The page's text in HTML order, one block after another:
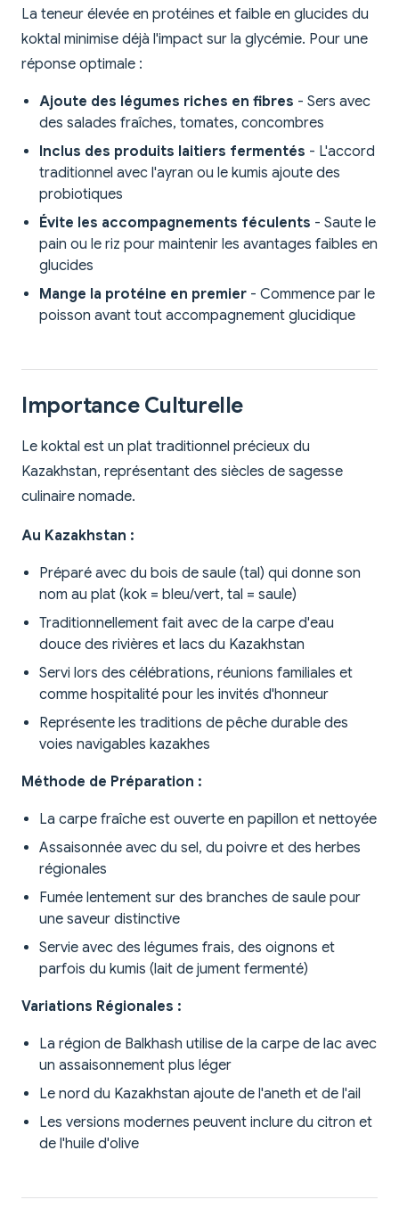
La teneur élevée en protéines et faible en glucides du
koktal minimise déjà l'impact sur la glycémie. Pour une
réponse optimale :
Ajoute des légumes riches en fibres - Sers avec
des salades fraîches, tomates, concombres
Inclus des produits laitiers fermentés - L'accord
traditionnel avec l'ayran ou le kumis ajoute des
probiotiques
Évite les accompagnements féculents - Saute le
pain ou le riz pour maintenir les avantages faibles en
glucides
Mange la protéine en premier - Commence par le
poisson avant tout accompagnement glucidique
Importance Culturelle
Le koktal est un plat traditionnel précieux du
Kazakhstan, représentant des siècles de sagesse
culinaire nomade.
Au Kazakhstan :
Préparé avec du bois de saule (tal) qui donne son
nom au plat (kok = bleu/vert, tal = saule)
Traditionnellement fait avec de la carpe d'eau
douce des rivières et lacs du Kazakhstan
Servi lors des célébrations, réunions familiales et
comme hospitalité pour les invités d'honneur
Représente les traditions de pêche durable des
voies navigables kazakhes
Méthode de Préparation :
La carpe fraîche est ouverte en papillon et nettoyée
Assaisonnée avec du sel, du poivre et des herbes
régionales
Fumée lentement sur des branches de saule pour
une saveur distinctive
Servie avec des légumes frais, des oignons et
parfois du kumis (lait de jument fermenté)
Variations Régionales :
La région de Balkhash utilise de la carpe de lac avec
un assaisonnement plus léger
Le nord du Kazakhstan ajoute de l'aneth et de l'ail
Les versions modernes peuvent inclure du citron et
de l'huile d'olive